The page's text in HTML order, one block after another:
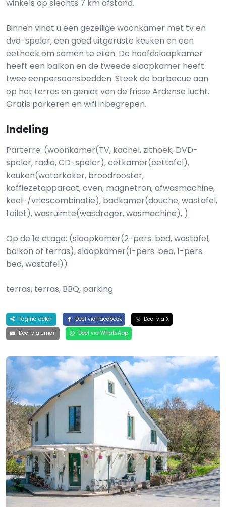
winkels op slechts 7 km afstand.
Binnen vindt u een gezellige woonkamer met tv en
dvd-speler, een goed uitgeruste keuken en een
eethoek om samen te eten. De hoofdslaapkamer
heeft een balkon en de tweede slaapkamer heeft
twee eenpersoonsbedden. Steek de barbecue aan
op het terras en geniet van de frisse Ardense lucht.
Gratis parkeren en wifi inbegrepen.
Indeling
Parterre: (woonkamer(TV, kachel, zithoek, DVD-
speler, radio, CD-speler), eetkamer(eettafel),
keuken(waterkoker, broodrooster,
koffiezetapparaat, oven, magnetron, afwasmachine,
koel-/vriescombinatie), badkamer(douche, wastafel,
toilet), wasruimte(wasdroger, wasmachine), )
Op de 1e etage: (slaapkamer(2-pers. bed, wastafel,
balkon of terras), slaapkamer(1-pers. bed, 1-pers.
bed, wastafel))
terras, terras, BBQ, parking
Pagina delen Deel via Facebook
Deel via X
Deel via email
Deel via WhatsApp